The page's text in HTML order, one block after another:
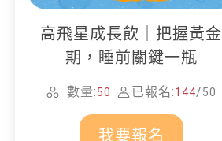
高飛星成長飲｜把握黃金
期，睡前關鍵一瓶
數量:50 已報名:144/50
我要報名